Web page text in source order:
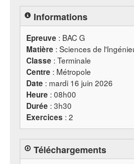
Informations
Epreuve : BACG
Matière : Sciences de
Classe : Terminale
Centre : Métropole
Date : mardi 16 juin 2026
Heure : 08h00
Durée : 3h30
Exercices : 2
Téléchargements